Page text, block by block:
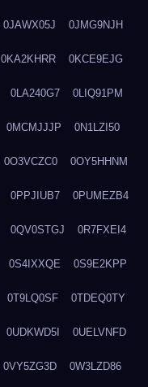
0JAWX05J 0JMG9NJH
0KA2KHRR 0KCE9EJG
0LA240G7 0LIQ91PM
0MCMJJJP 0N1LZI50
0O3VCZC0 0OY5HHNM
0PPJIUB7 0PUMEZB4
0QV0STGJ 0R7FXEI4
0S4IXXQE 0S9E2KPP
0T9LQ0SF 0TDEQ0TY
0UDKWD5I 0UELVNFD
0VY5ZG3D 0W3LZD86